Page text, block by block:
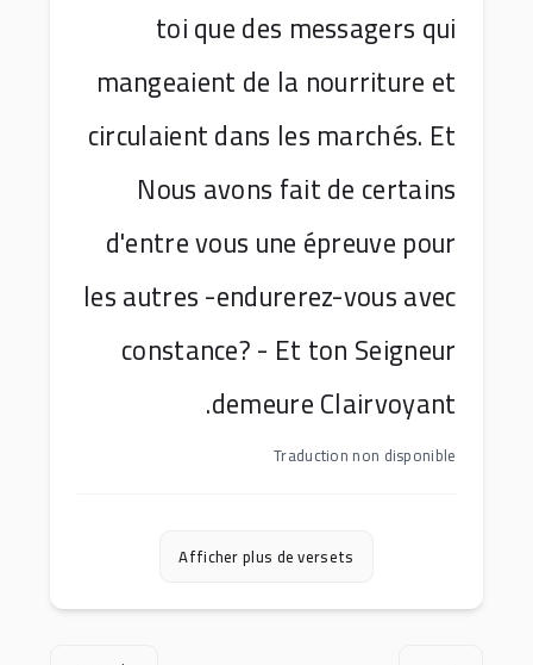
toi que des messagers qui
mangeaient de la nourriture et
circulaient dans les marchés. Et
Nous avons fait de certains
d'entre vous une épreuve pour
les autres -endurerez-vous avec
constance? - Et ton Seigneur
demeure Clairvoyant.
Traduction non disponible
Afficher plus de versets